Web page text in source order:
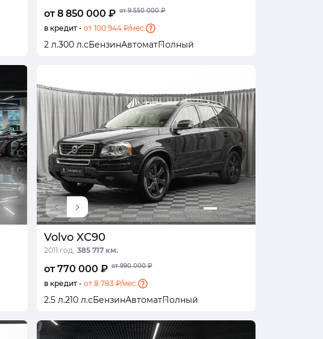
от 8 850 000 ₽ от 9 550 000 ₽
в кредит - от 100 944 ₽/мес.
2 л.300 л.сБензинАвтоматПолный
Volvo XC90
2011 год, 385 717 км.
от 770 000 ₽ от 990 000 ₽
в кредит - от 8 783 ₽/мес.
2.5 л.210 л.сБензинАвтоматПолный